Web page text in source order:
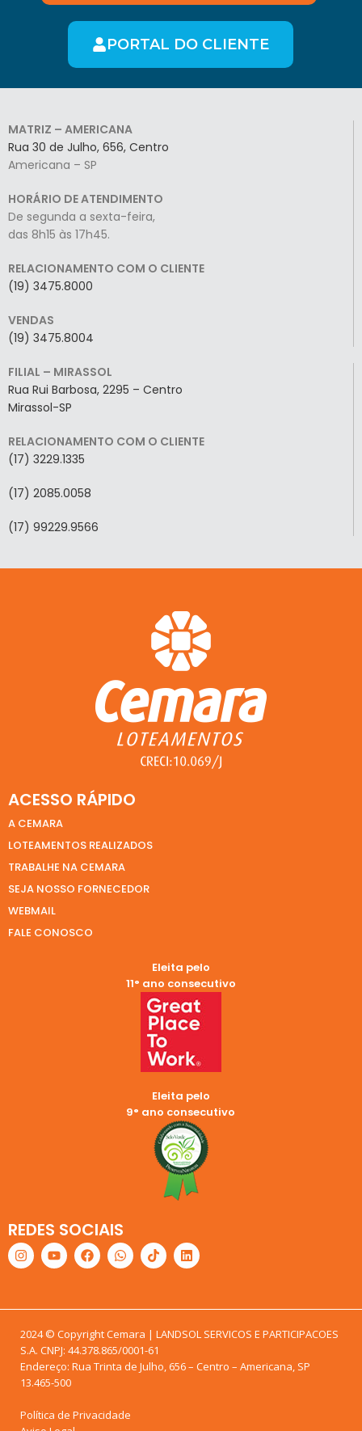
PORTAL DO CLIENTE
MATRIZ – AMERICANA
Rua 30 de Julho, 656, Centro
Americana – SP
HORÁRIO DE ATENDIMENTO
De segunda a sexta-feira,
das 8h15 às 17h45.
RELACIONAMENTO COM O CLIENTE
(19) 3475.8000
VENDAS
(19) 3475.8004
FILIAL – MIRASSOL
Rua Rui Barbosa, 2295 – Centro
Mirassol-SP
RELACIONAMENTO COM O CLIENTE
(17) 3229.1335
(17) 2085.0058
(17) 99229.9566
ACESSO RÁPIDO
A CEMARA
LOTEAMENTOS REALIZADOS
TRABALHE NA CEMARA
SEJA NOSSO FORNECEDOR
WEBMAIL
FALE CONOSCO
Eleita pelo
11° ano consecutivo
Eleita pelo
9° ano consecutivo
REDES SOCIAIS
2024 © Copyright Cemara | LANDSOL SERVICOS E PARTICIPACOES
S.A. CNPJ: 44.378.865/0001-61
Endereço: Rua Trinta de Julho, 656 – Centro – Americana, SP
13.465-500
Política de Privacidade